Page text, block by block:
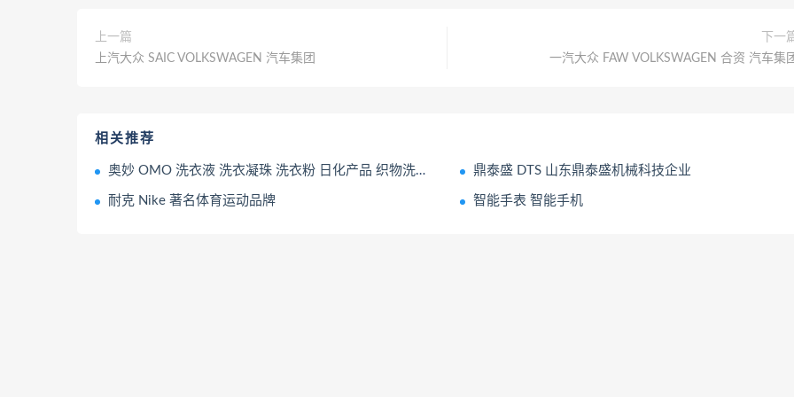
上一篇
上汽大众 SAIC VOLKSWAGEN 汽车集团
下一
一汽大众 FAW VOLKSWAGEN 合资 汽车集
相关推荐
奥妙 OMO 洗衣液 洗衣凝珠 洗衣粉 日化产品 织物洗涤品牌 鼎泰盛 DTS 山东鼎泰盛机械科技企业
耐克 Nike 著名体育运动品牌 智能手表 智能手机